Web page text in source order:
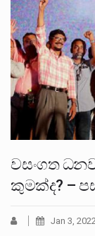
වසංගත
කුමක්ද? –
Jan 3, 2022